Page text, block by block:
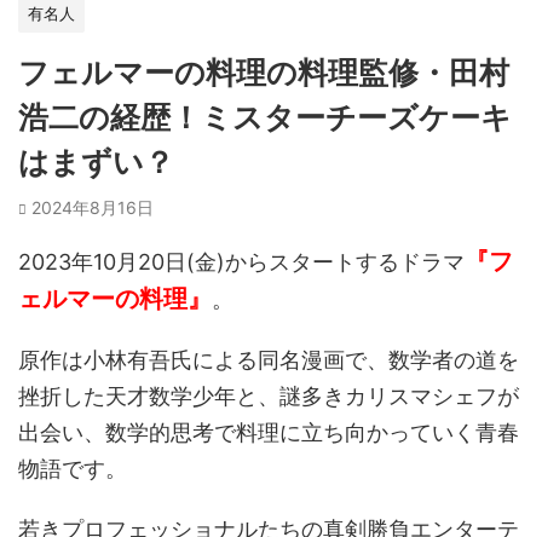
有名人
フェルマーの料理の料理監修・田村
浩二の経歴！ミスターチーズケーキ
はまずい？
2024年8月16日
2023年10月20日(金)からスタートするドラマ
『フ
ェルマーの料理』
。
原作は小林有吾氏による同名漫画で、数学者の道を
挫折した天才数学少年と、謎多きカリスマシェフが
出会い、数学的思考で料理に立ち向かっていく青春
物語です。
若きプロフェッショナルたちの真剣勝負エンターテ